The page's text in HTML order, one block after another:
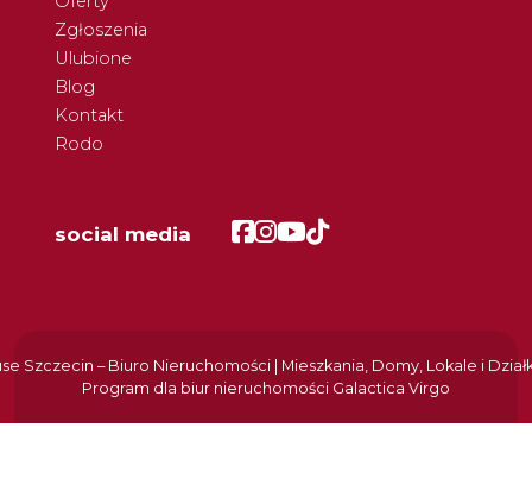
Zgłoszenia
Ulubione
Blog
Kontakt
Rodo
social media Facebook
Facebook
Facebook
Facebook
Szczecin – Biuro Nieruchomości | Mieszkania, Domy, Lokale i
Program dla biur nieruchomości Galactica Virgo